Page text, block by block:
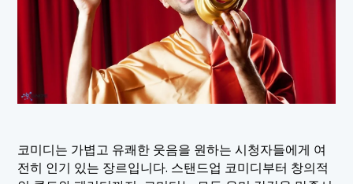
코미디는 가볍고 유쾌한 웃음을 원하는 시청자들에게 여
전히 인기 있는 장르입니다. 스탠드업 코미디부터 창의적